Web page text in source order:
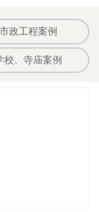
市政工程案例
校、寺庙案例